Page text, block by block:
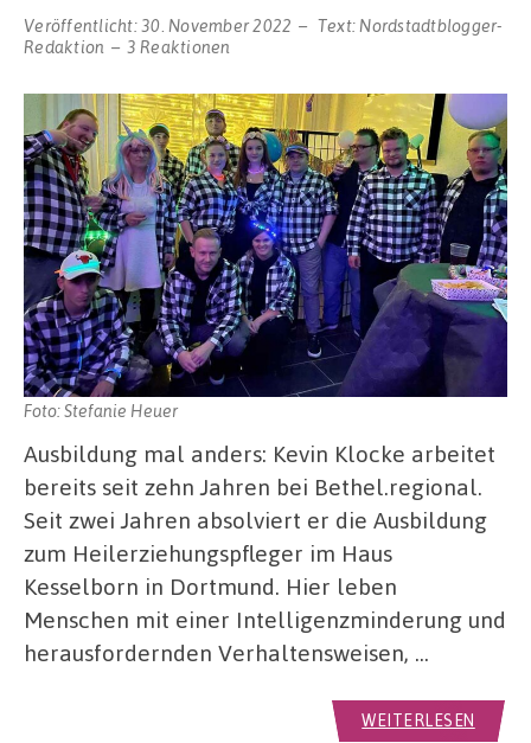
Veröffentlicht:30. November 2022 Text: Nordstadtblogger-
Redaktion
3 Reaktionen
Foto: Stefanie Heuer
Ausbildung mal anders: Kevin Klocke arbeitet
bereits seit zehn Jahren bei Bethel.regional.
Seit zwei Jahren absolviert er die Ausbildung
zum Heilerziehungspfleger im Haus
Kesselborn in Dortmund. Hier leben
Menschen mit einer Intelligenzminderung und
herausfordernden Verhaltensweisen, …
WEITERLESEN